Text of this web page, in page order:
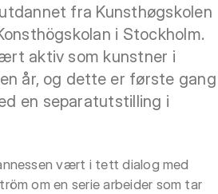
fra Kunsthøgskolen
i Stockholm.
aktiv som kunstner i
år, og dette er første gang
en separatutstilling i
vært i tett dialog med
om en serie arbeider som tar